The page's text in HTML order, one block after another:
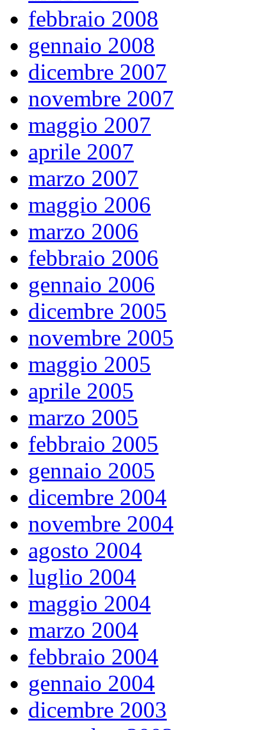
febbraio 2008
gennaio 2008
dicembre 2007
novembre 2007
maggio 2007
aprile 2007
marzo 2007
maggio 2006
marzo 2006
febbraio 2006
gennaio 2006
dicembre 2005
novembre 2005
maggio 2005
aprile 2005
marzo 2005
febbraio 2005
gennaio 2005
dicembre 2004
novembre 2004
agosto 2004
luglio 2004
maggio 2004
marzo 2004
febbraio 2004
gennaio 2004
dicembre 2003